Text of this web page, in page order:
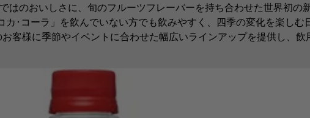
のおいしさに、旬のフルーツフレーバーを持ち合わせた世界初の
･コーラ」を飲んでいない方でも飲みやすく、四季の変化を楽しむ
客様に季節やイベントに合わせた幅広いラインアップを提供し、飲